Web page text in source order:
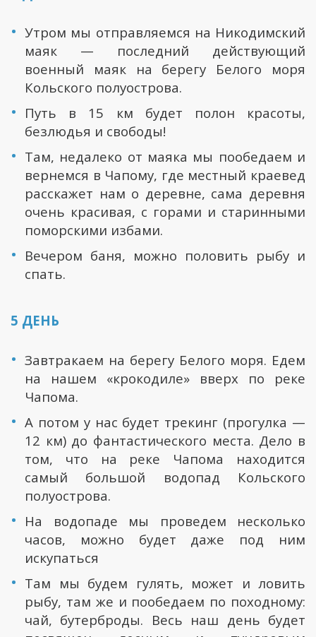
Утром мы отправляемся на Никодимский
маяк — последний действующий
военный маяк на берегу Белого моря
Кольского полуострова.
Путь в 15 км будет полон красоты,
безлюдья и свободы!
Там, недалеко от маяка мы пообедаем и
вернемся в Чапому, где местный краевед
расскажет нам о деревне, сама деревня
очень красивая, с горами и старинными
поморскими избами.
Вечером баня, можно половить рыбу и
спать.
5 ДЕНЬ
Завтракаем на берегу Белого моря. Едем
на нашем «крокодиле» вверх по реке
Чапома.
А потом у нас будет трекинг (прогулка —
12 км) до фантастического места. Дело в
том, что на реке Чапома находится
самый большой водопад Кольского
полуострова.
На водопаде мы проведем несколько
часов, можно будет даже под ним
искупаться
Там мы будем гулять, может и ловить
рыбу, там же и пообедаем по походному:
чай, бутерброды. Весь наш день будет